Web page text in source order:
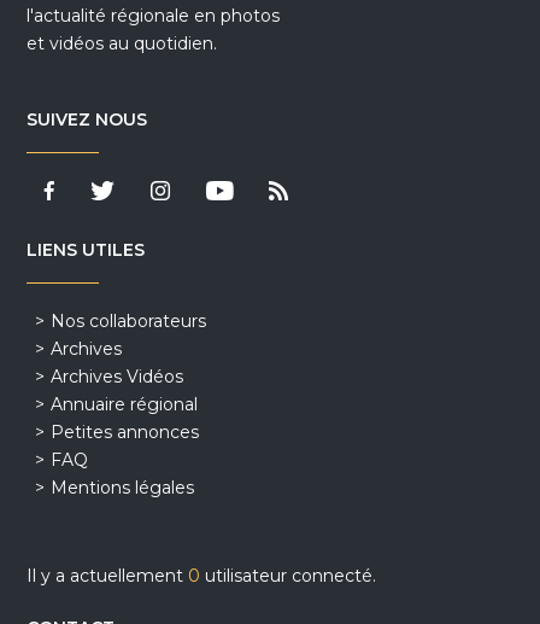
l'actualité régionale en photos
et vidéos au quotidien.
SUIVEZ NOUS
LIENS UTILES
Nos collaborateurs
Archives
Archives Vidéos
Annuaire régional
Petites annonces
FAQ
Mentions légales
Il y a actuellement 0 utilisateur connecté.